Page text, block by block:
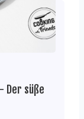
Der süße